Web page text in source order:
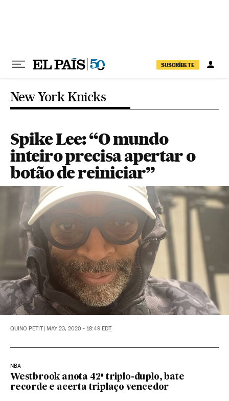
SUSCRÍBETE
New York Knicks
Spike Lee: “O mundo
inteiro precisa apertar o
botão de reiniciar”
QUINO PETIT MAY 23, 2020 - 18:49 EDT
NBA
Westbrook anota 42º triplo-duplo, bate
recorde e acerta triplaço vencedor